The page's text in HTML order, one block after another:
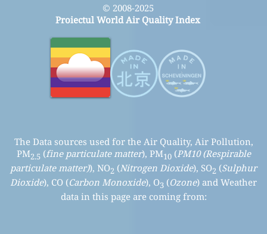
© 2008-2025
Proiectul World Air Quality Index
The Data sources used for the Air Quality, Air Pollution,
PM2.5 (fine particulate matter), PM10(PM10 (Respirable
particulate matter)), NO2 (Nitrogen Dioxide), SO2 (Sulphur
Dioxide), CO (Carbon Monoxide), O3 (Ozone) and Weather
data in this page are coming from: